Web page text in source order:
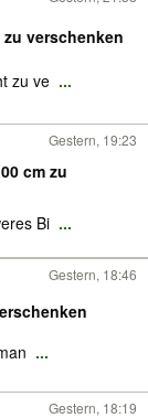
verschenken
zu ve ...
Gestern, 19:23
cm zu
Bi ...
Gestern, 18:46
...
Gestern, 18:19